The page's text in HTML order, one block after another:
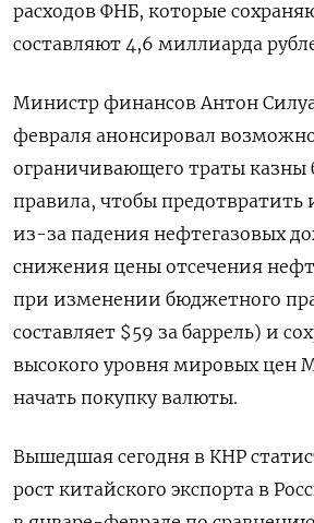
расходов ​ФНБ, которые
составляют 4,6 ​миллиарда
Министр финансов ‌Антон
февраля анонсировал
ограничивающего траты казны
правила, чтобы предотвратить
из-за падения нефтегазовых
снижения цены отсечения
при изменении бюджетного
составляет $59 за баррель) и
высокого уровня мировых
начать покупку валюты.
Вышедшая сегодня в КНР
рост китайского экспорта в